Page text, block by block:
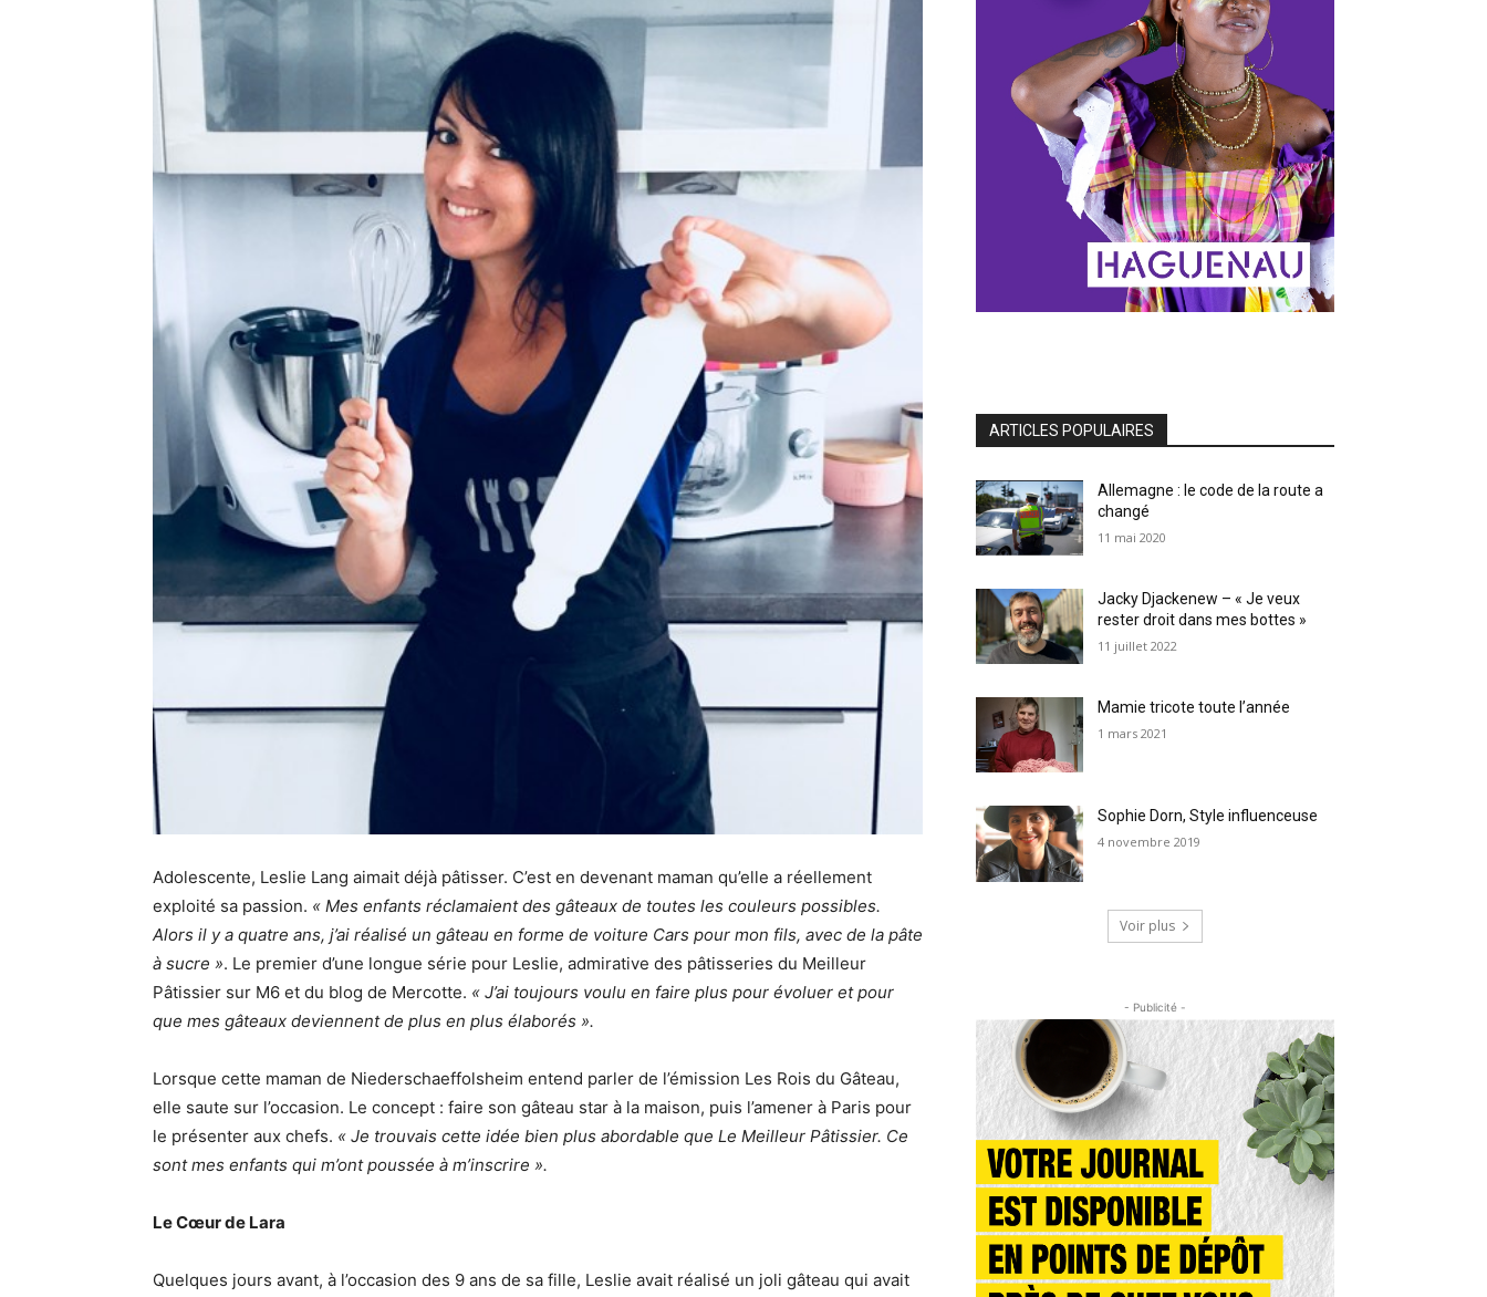
Adolescente, Leslie Lang aimait déjà pâtisser. C’est en devenant maman qu’elle a réellement
exploité sa passion. « Mes enfants réclamaient des gâteaux de toutes les couleurs possibles.
Alors il y a quatre ans, j’ai réalisé un gâteau en forme de voiture Cars pour mon fils, avec de la pâte
à sucre ». Le premier d’une longue série pour Leslie, admirative des pâtisseries du Meilleur
Pâtissier sur M6 et du blog de Mercotte. « J’ai toujours voulu en faire plus pour évoluer et pour
que mes gâteaux deviennent de plus en plus élaborés ».
Lorsque cette maman de Niederschaeffolsheim entend parler de l’émission Les Rois du Gâteau,
elle saute sur l’occasion. Le concept : faire son gâteau star à la maison, puis l’amener à Paris pour
le présenter aux chefs. « Je trouvais cette idée bien plus abordable que Le Meilleur Pâtissier. Ce
sont mes enfants qui m’ont poussée à m’inscrire ».
Le Cœur de Lara
Quelques jours avant, à l’occasion des 9 ans de sa fille, Leslie avait réalisé un joli gâteau qui avait
ARTICLES POPULAIRES
Allemagne : le code de la route a
changé
11 mai 2020
Jacky Djackenew – « Je veux
rester droit dans mes bottes »
11 juillet 2022
Mamie tricote toute l’année
1 mars 2021
Sophie Dorn, Style influenceuse
4 novembre 2019
Voir plus
- Publicité -